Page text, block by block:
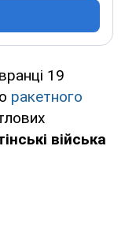
19
ракетного
війська